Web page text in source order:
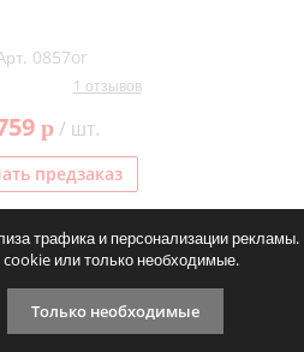
0857or
1 отзывов
p/ шт.
предзаказ
Brother TN-245M
трафика и персонализации рекламы.
или только необходимые.
Только необходимые